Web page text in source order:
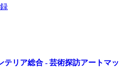
テリア総合 - 芸術探訪アートマッ